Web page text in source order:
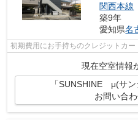
関西本線
築9年
愛知県名
初期費用にお手持ちのクレジットカー
現在空室情報
「SUNSHINE μ(サ
お問い合